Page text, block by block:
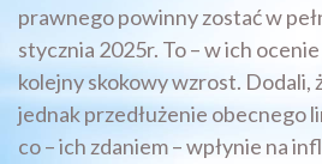
prawnego powinny zostać w
stycznia 2025r. To – w ich
kolejny skokowy wzrost. Dodali,
jednak przedłużenie obecnego
co – ich zdaniem – wpłynie na